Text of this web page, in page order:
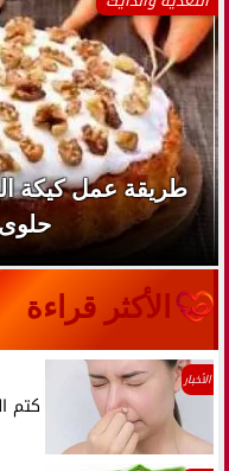
طريقة عمل كيكة
الأكثر قراءة
الأخبار
كتم